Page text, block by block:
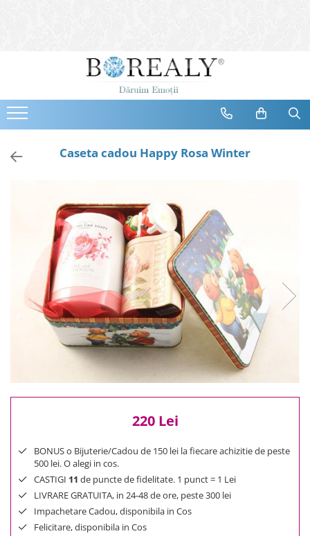
Bijuterii
Cercei
Bratari
Coliere
Destinatari
Bijuterii Femei
Bijuterii Copii
Bijuterii Mirese
Selectii
Reduceri
Cele mai noi
Cele mai vandute
100 Lei - 200 Lei
200 Lei - 300 Lei
300 Lei - 500 Lei
500 Lei - 1000 Lei
1000 Lei +
Caseta cadou Happy Rosa Winter
220 Lei
BONUS o Bijuterie/Cadou de 150 lei la fiecare achizitie de peste
500 lei. O alegi in cos.
CASTIGI 11 de puncte de fidelitate. 1 punct = 1 Lei
LIVRARE GRATUITA, in 24-48 de ore, peste 300 lei
Impachetare Cadou, disponibila in Cos
Felicitare, disponibila in Cos